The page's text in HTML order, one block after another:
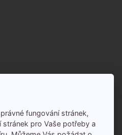
fungování stránek,
pro Vaše potřeby a